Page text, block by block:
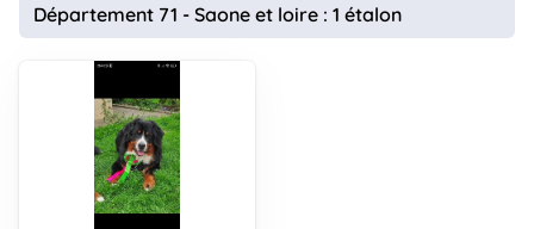
Connexion
Département 71 - Saone et loire : 1 étalon